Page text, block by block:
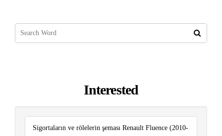
Interested
Sigortaların ve rölelerin şeması Renault Fluence (2010-